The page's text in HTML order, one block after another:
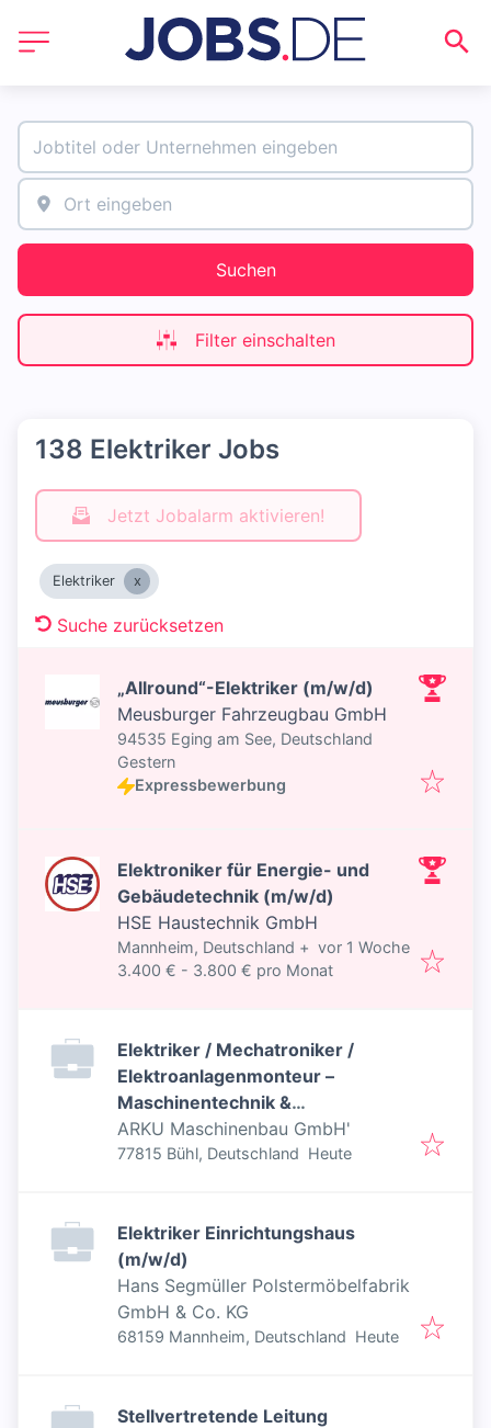
Suchen
Filter einschalten
138 Elektriker Jobs
Jetzt Jobalarm aktivieren!
Elektriker
Suche zurücksetzen
„Allround“-Elektriker (m/w/d)
Meusburger Fahrzeugbau GmbH
94535 Eging am See, Deutschland
Veröffentlicht
Gestern
Expressbewerbung
Elektroniker für Energie- und
Gebäudetechnik (m/w/d)
HSE Haustechnik GmbH
Mannheim, Deutschland + Veröffentlicht
vor 1 Woche
3.400 € - 3.800 € pro Monat
Elektriker / Mechatroniker /
Elektroanlagenmonteur –
Maschinentechnik &
Antriebstechnik (m/w/d)
ARKU Maschinenbau GmbH'
77815 Bühl, Deutschland Veröffentlicht
Heute
Elektriker Einrichtungshaus
(m/w/d)
Hans Segmüller Polstermöbelfabrik
GmbH & Co. KG
68159 Mannheim, Deutschland Veröffentlicht
Heute
Stellvertretende Leitung